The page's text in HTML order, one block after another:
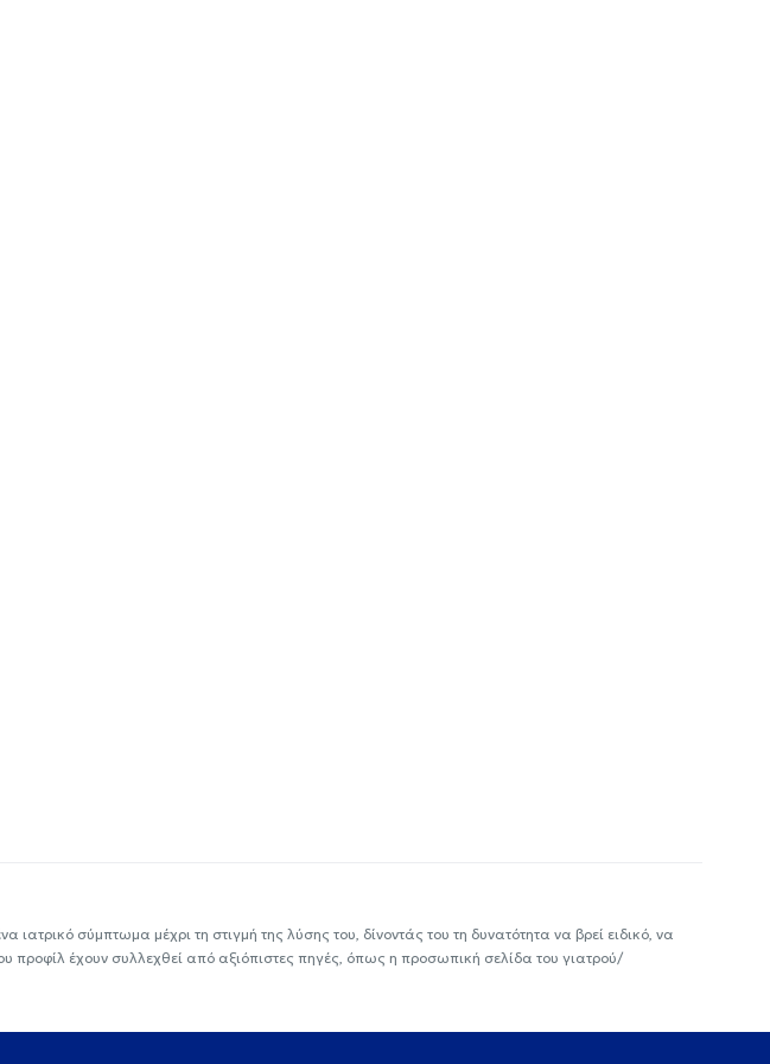
σύμπτωμα μέχρι τη στιγμή της λύσης του, δίνοντάς του τη δυνατότητα να βρεί ειδικό, να
προφίλ έχουν συλλεχθεί από αξιόπιστες πηγές, όπως η προσωπική σελίδα του γιατρού/